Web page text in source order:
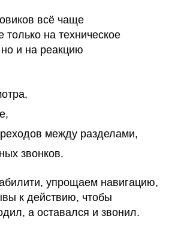
всё чаще
только на техническое
и на реакцию
между разделами,
звонков.
, упрощаем навигацию,
к действию, чтобы
, а оставался и звонил.